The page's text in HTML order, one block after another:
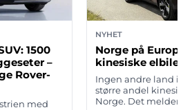
1500
–
Rover-
med
NYHET
Norge på
kinesiske elbiler
Ingen andre land i
større andel
Norge. Det melder